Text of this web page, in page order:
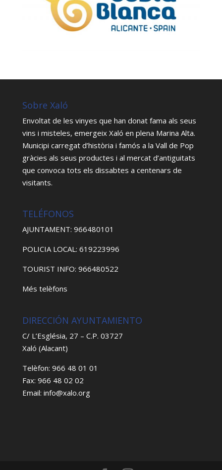
Sobre Xaló
Envoltat de les vinyes que han donat fama als seus
vins i misteles, emergeix Xaló en plena Marina Alta.
Municipi carregat d’història i famós a la Vall de Pop
gràcies als seus productes i al mercat d’antiguitats
que convoca tots els dissabtes a centenars de
visitants.
TELÉFONOS
AJUNTAMENT: 966480101
POLICIA LOCAL: 619223996
TOURIST INFO: 966480522
Més telèfons
DIRECCIÓN AYUNTAMIENTO
C/ L’Església, 27 – C.P. 03727
Xaló (Alacant)
Telèfon: 966 48 01 01
Fax: 966 48 02 02
Email: info@xalo.org